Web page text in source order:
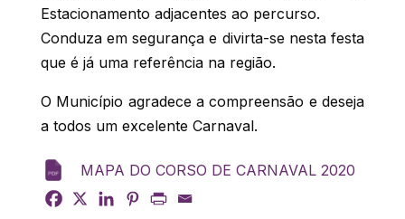
Estacionamento adjacentes ao percurso.
Conduza em segurança e divirta-se nesta festa
que é já uma referência na região.
O Município agradece a compreensão e deseja
a todos um excelente Carnaval.
MAPA DO CORSO DE CARNAVAL 2020